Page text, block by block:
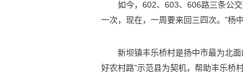
如今，602、603、606路三条公
一次，现在，一周要来回三四次。”杨
新坝镇丰乐桥村是扬中市最为北
好农村路”示范县为契机，帮助丰乐桥